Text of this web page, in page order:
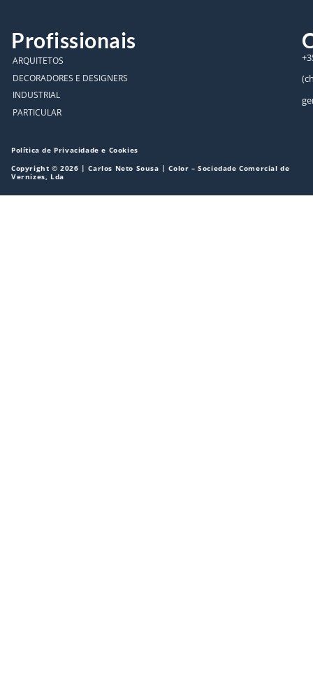
Profissionais
ARQUITETOS
DECORADORES E DESIGNERS
INDUSTRIAL
PARTICULAR
Política de Privacidade e Cookies
Copyright © 2026 | Carlos Neto Sousa | Color – Sociedade Comercial de
Vernizes, Lda